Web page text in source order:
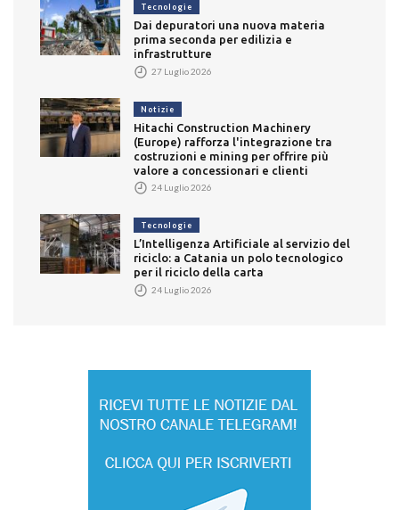
Tecnologie
Dai depuratori una nuova materia
prima seconda per edilizia e
infrastrutture
27 Luglio 2026
Notizie
Hitachi Construction Machinery
(Europe) rafforza l'integrazione tra
costruzioni e mining per offrire più
valore a concessionari e clienti
24 Luglio 2026
Tecnologie
L’Intelligenza Artificiale al servizio del
riciclo: a Catania un polo tecnologico
per il riciclo della carta
24 Luglio 2026